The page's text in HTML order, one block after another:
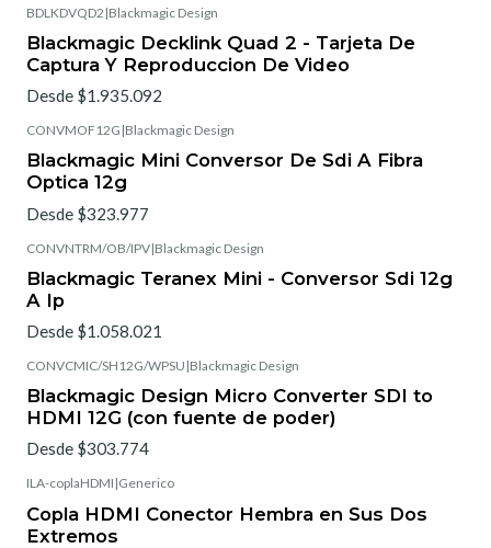
BDLKDVQD2 |Blackmagic Design
Blackmagic Decklink Quad 2 - Tarjeta De
Captura Y Reproduccion De Video
Desde $1.935.092
CONVMOF12G |Blackmagic Design
Blackmagic Mini Conversor De Sdi A Fibra
Optica 12g
Desde $323.977
CONVNTRM/OB/IPV|Blackmagic Design
Blackmagic Teranex Mini - Conversor Sdi 12g
A Ip
Desde $1.058.021
CONVCMIC/SH12G/WPSU |Blackmagic Design
Blackmagic Design Micro Converter SDI to
HDMI 12G (con fuente de poder)
Desde $303.774
ILA-coplaHDMI |Generico
Copla HDMI Conector Hembra en Sus Dos
Extremos